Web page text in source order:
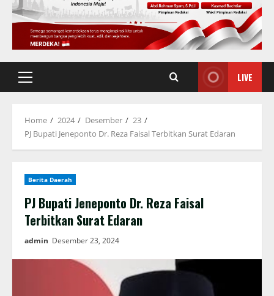
Primary
LIVE
Home 2024 Desember
23
PJ Bupati Jeneponto Dr. Reza Faisal Terbitkan Surat Edaran
Berita Daerah
PJ Bupati Jeneponto Dr. Reza Faisal
Terbitkan Surat Edaran
admin Desember 23, 2024